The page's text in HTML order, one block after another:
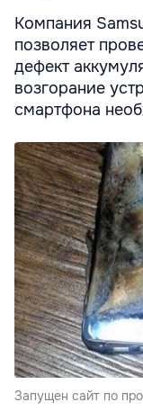
Компания
позволяет
дефект
возгорание
смартфона
Запущен сайт по